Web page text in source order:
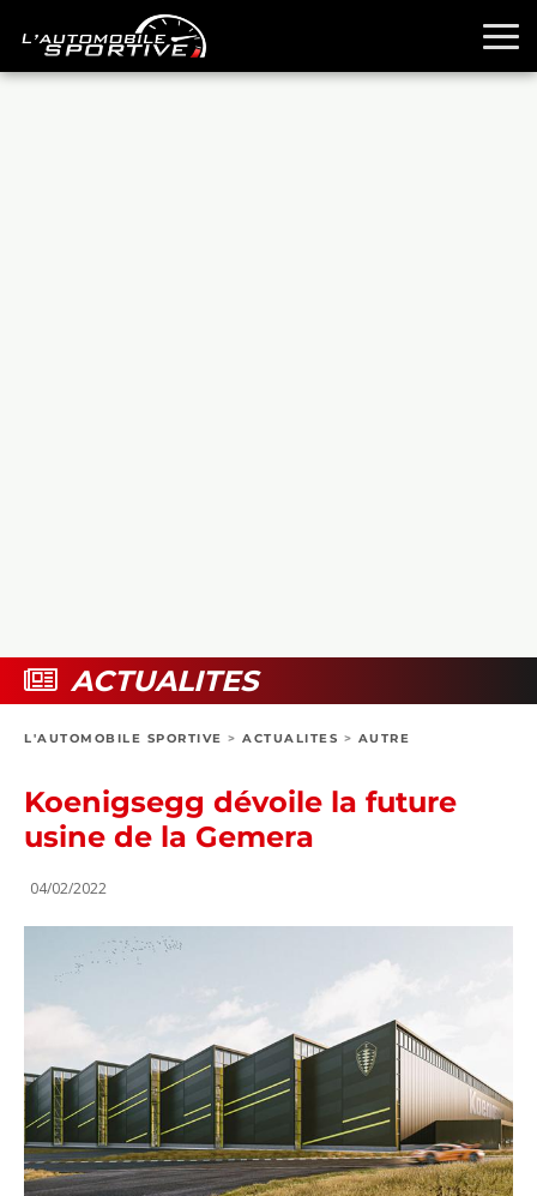
BOUTIQUE
ACTUALITES
L'AUTOMOBILE SPORTIVE > ACTUALITES > AUTRE
Koenigsegg dévoile la future
usine de la Gemera
04/02/2022